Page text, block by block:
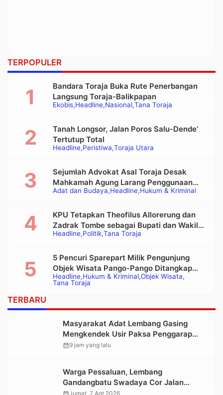
TERPOPULER
Ekobis Headline Nasional Tana Toraja
Bandara Toraja Buka Rute Penerbangan
Langsung Toraja-Balikpapan
Headline Peristiwa Toraja Utara
Tanah Longsor, Jalan Poros Salu-Dende’
Tertutup Total
Adat dan Budaya Headline Hukum & Kriminal
Sejumlah Advokat Asal Toraja Desak
Mahkamah Agung Larang Penggunaan
Alat Berat pada Eksekusi Rumah Adat
Headline Politik Tana Toraja
KPU Tetapkan Theofilus Allorerung dan
Zadrak Tombe sebagai Bupati dan Wakil
Bupati Tana Toraja Terpilih
Headline Hukum & Kriminal Objek Wisata
Tana Toraja
5 Pencuri Sparepart Milik Pengunjung
Objek Wisata Pango-Pango Ditangkap
Polisi
TERBARU
Masyarakat Adat Lembang Gasing
Mengkendek Usir Paksa Penggarap
yang Rusak Kawasan Hutan
calendar_month9 jam yang lalu
Warga Pessaluan, Lembang
Gandangbatu Swadaya Cor Jalan
Kabupaten
Jumat, 7 Agt 2026